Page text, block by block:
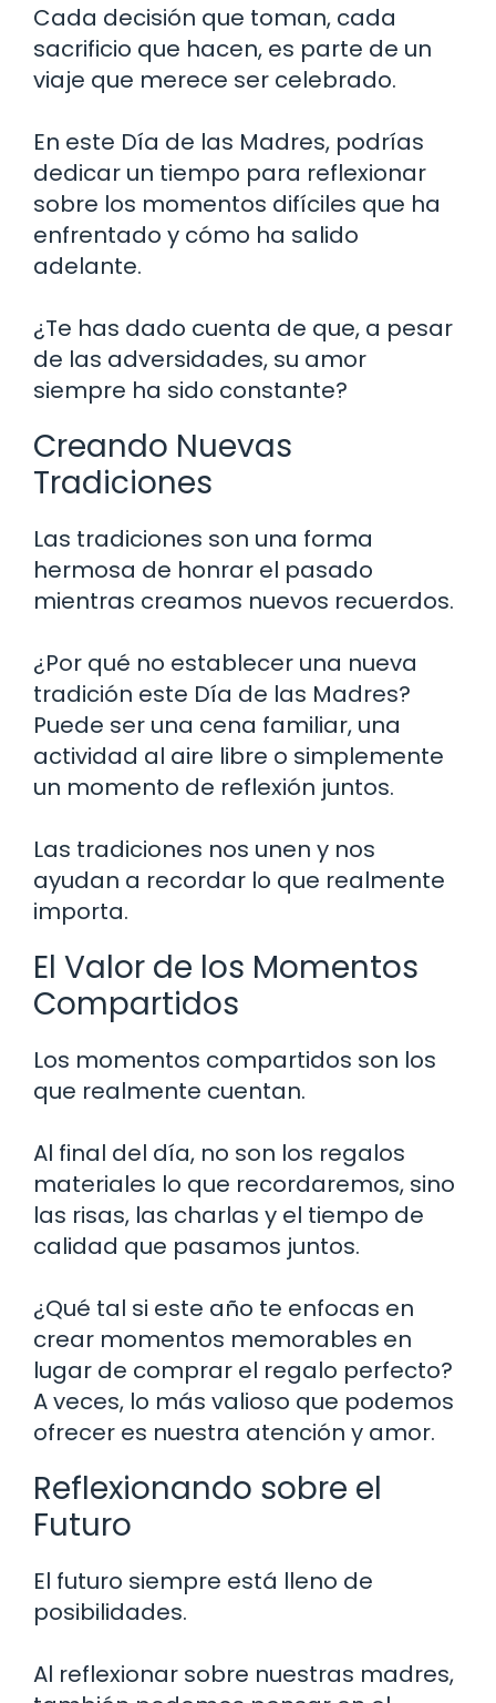
Cada decisión que toman, cada
sacrificio que hacen, es parte de un
viaje que merece ser celebrado.
En este Día de las Madres, podrías
dedicar un tiempo para reflexionar
sobre los momentos difíciles que ha
enfrentado y cómo ha salido
adelante.
¿Te has dado cuenta de que, a pesar
de las adversidades, su amor
siempre ha sido constante?
Creando Nuevas
Tradiciones
Las tradiciones son una forma
hermosa de honrar el pasado
mientras creamos nuevos recuerdos.
¿Por qué no establecer una nueva
tradición este Día de las Madres?
Puede ser una cena familiar, una
actividad al aire libre o simplemente
un momento de reflexión juntos.
Las tradiciones nos unen y nos
ayudan a recordar lo que realmente
importa.
El Valor de los Momentos
Compartidos
Los momentos compartidos son los
que realmente cuentan.
Al final del día, no son los regalos
materiales lo que recordaremos, sino
las risas, las charlas y el tiempo de
calidad que pasamos juntos.
¿Qué tal si este año te enfocas en
crear momentos memorables en
lugar de comprar el regalo perfecto?
A veces, lo más valioso que podemos
ofrecer es nuestra atención y amor.
Reflexionando sobre el
Futuro
El futuro siempre está lleno de
posibilidades.
Al reflexionar sobre nuestras madres,